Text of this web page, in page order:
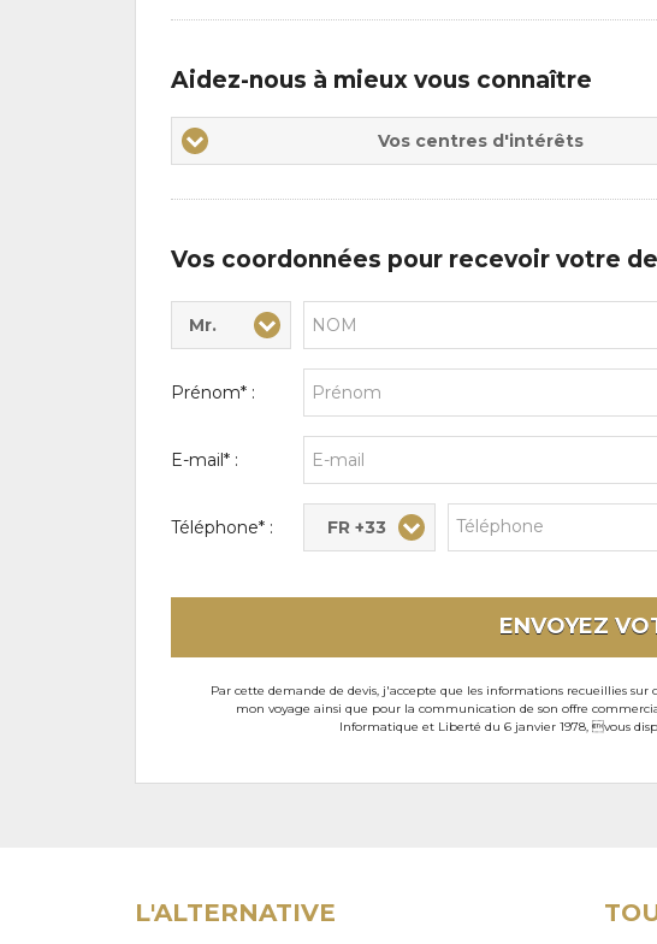
Aidez-nous à mieux vous connaître
Vos
centres
Vos centres d'intérêts
Vos coordonnées pour recevoir votre
Civilité* :
Mr.
Nom* :
Prénom* :
E-mail* :
Téléphone* : FR +33
ENVOYEZ
Par cette demande de devis, j'accepte que les informations recueillies
mon voyage ainsi que pour la communication de son offre
Informatique et Liberté du 6 janvier 1978, vous
L'ALTERNATIVE